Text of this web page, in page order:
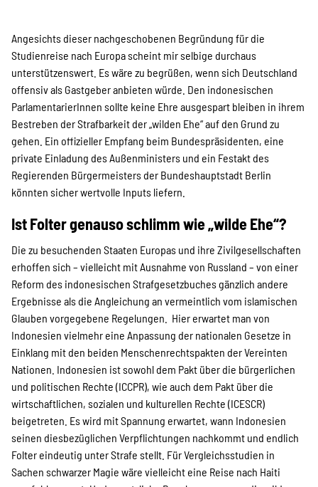
Angesichts dieser nachgeschobenen Begründung für die
Studienreise nach Europa scheint mir selbige durchaus
unterstützenswert. Es wäre zu begrüßen, wenn sich Deutschland
offensiv als Gastgeber anbieten würde. Den indonesischen
ParlamentarierInnen sollte keine Ehre ausgespart bleiben in ihrem
Bestreben der Strafbarkeit der „wilden Ehe“ auf den Grund zu
gehen. Ein offizieller Empfang beim Bundespräsidenten, eine
private Einladung des Außenministers und ein Festakt des
Regierenden Bürgermeisters der Bundeshauptstadt Berlin
könnten sicher wertvolle Inputs liefern.
Ist Folter genauso schlimm wie „wilde Ehe“?
Die zu besuchenden Staaten Europas und ihre Zivilgesellschaften
erhoffen sich – vielleicht mit Ausnahme von Russland – von einer
Reform des indonesischen Strafgesetzbuches gänzlich andere
Ergebnisse als die Angleichung an vermeintlich vom islamischen
Glauben vorgegebene Regelungen. Hier erwartet man von
Indonesien vielmehr eine Anpassung der nationalen Gesetze in
Einklang mit den beiden Menschenrechtspakten der Vereinten
Nationen. Indonesien ist sowohl dem Pakt über die bürgerlichen
und politischen Rechte (ICCPR), wie auch dem Pakt über die
wirtschaftlichen, sozialen und kulturellen Rechte (ICESCR)
beigetreten. Es wird mit Spannung erwartet, wann Indonesien
seinen diesbezüglichen Verpflichtungen nachkommt und endlich
Folter eindeutig unter Strafe stellt. Für Vergleichsstudien in
Sachen schwarzer Magie wäre vielleicht eine Reise nach Haiti